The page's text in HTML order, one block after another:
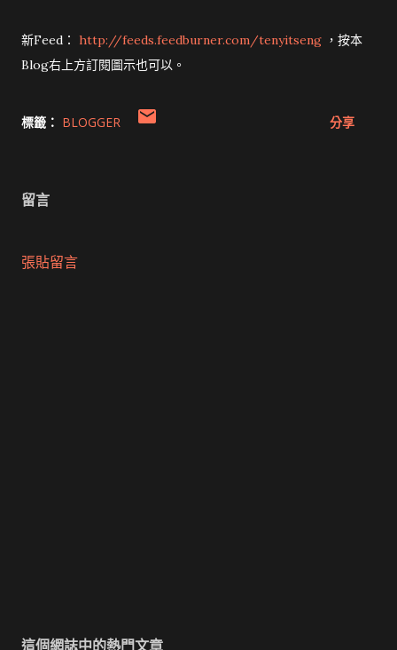
新Feed： http://feeds.feedburner.com/tenyitseng ，按本
Blog右上方訂閱圖示也可以。
標籤： BLOGGER 分享
留言
張貼留言
這個網誌中的熱門文章